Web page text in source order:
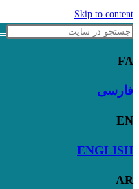
Skip to content
FA
فارسی
EN
ENGLISH
AR